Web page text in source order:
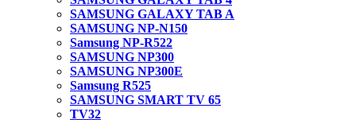
SAMSUNG GALAXY TAB A
SAMSUNG NP-N150
Samsung NP-R522
SAMSUNG NP300
SAMSUNG NP300E
Samsung R525
SAMSUNG SMART TV 65
TV32